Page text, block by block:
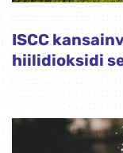
ISCC
hiilidioksidi